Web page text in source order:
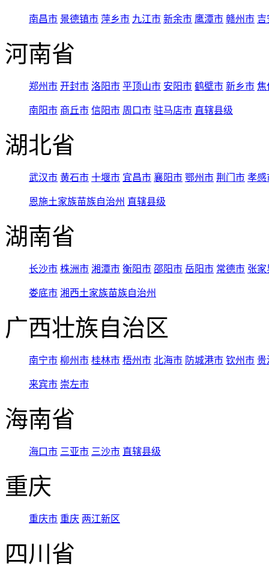
南昌市 景德镇市 萍乡市 九江市 新余市 鹰潭市 赣州市 吉
河南省
郑州市 开封市 洛阳市 平顶山市 安阳市 鹤壁市 新乡市 焦
南阳市 商丘市 信阳市 周口市 驻马店市 直辖县级
湖北省
武汉市 黄石市 十堰市 宜昌市 襄阳市 鄂州市 荆门市 孝感
恩施土家族苗族自治州 直辖县级
湖南省
长沙市 株洲市 湘潭市 衡阳市 邵阳市 岳阳市 常德市 张家
娄底市 湘西土家族苗族自治州
广西壮族自治区
南宁市 柳州市 桂林市 梧州市 北海市 防城港市 钦州市 贵
来宾市 崇左市
海南省
海口市 三亚市 三沙市 直辖县级
重庆
重庆市 重庆 两江新区
四川省